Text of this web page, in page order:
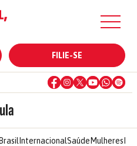
FILIE-SE
Brasil InternacionalSaúde Mulheres